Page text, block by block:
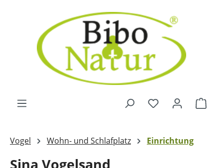
Zum Hauptinhalt springen
Vogel Wohn- und Schlafplatz Einrichtung